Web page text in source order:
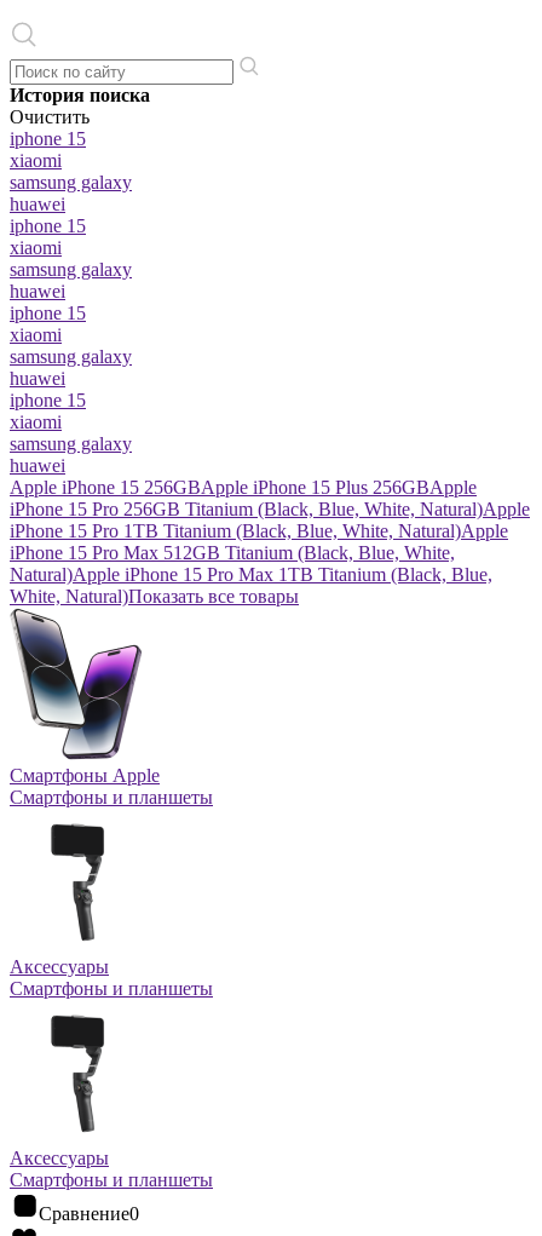
История поиска
Очистить
iphone 15
xiaomi
samsung galaxy
huawei
iphone 15
xiaomi
samsung galaxy
huawei
iphone 15
xiaomi
samsung galaxy
huawei
iphone 15
xiaomi
samsung galaxy
huawei
Apple iPhone 15 256GBApple iPhone 15 Plus 256GBApple
iPhone 15 Pro 256GB Titanium (Black, Blue, White, Natural)Apple
iPhone 15 Pro 1TB Titanium (Black, Blue, White, Natural)Apple
iPhone 15 Pro Max 512GB Titanium (Black, Blue, White,
Natural)Apple iPhone 15 Pro Max 1TB Titanium (Black, Blue,
White, Natural)Показать все товары
Смартфоны Apple
Смартфоны и планшеты
Аксессуары
Смартфоны и планшеты
Аксессуары
Смартфоны и планшеты
Сравнение0